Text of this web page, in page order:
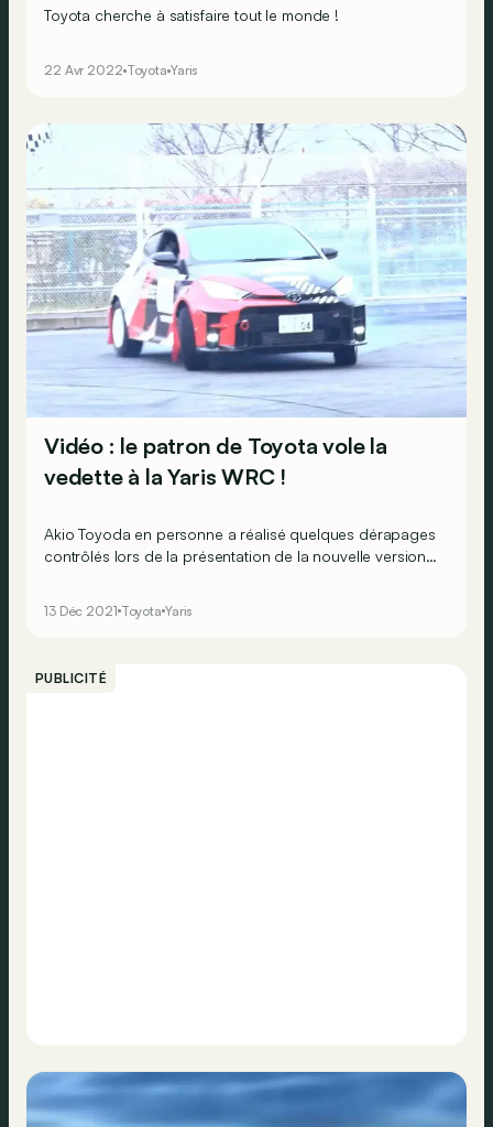
Toyota cherche à satisfaire tout le monde !
22 Avr 2022 Toyota Yaris
Vidéo : le patron de Toyota vole la
vedette à la Yaris WRC !
Akio Toyoda en personne a réalisé quelques dérapages
contrôlés lors de la présentation de la nouvelle version
13 Déc 2021 Toyota Yaris
PUBLICITÉ